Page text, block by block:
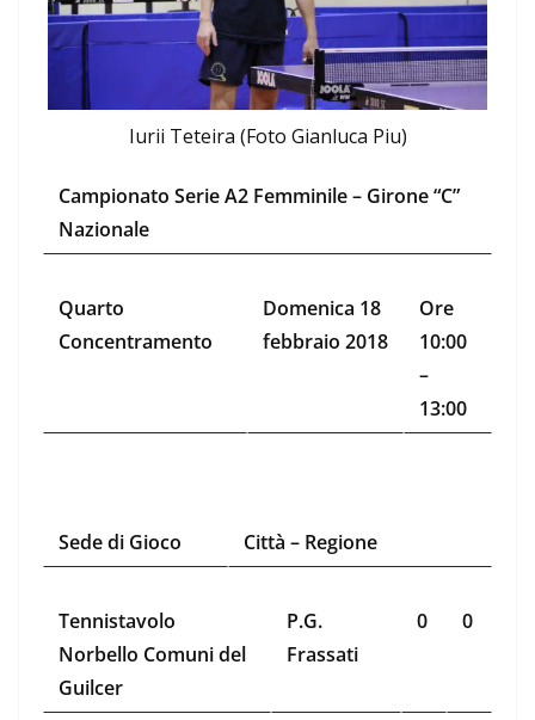
Iurii Teteira (Foto Gianluca Piu)
Campionato Serie A2 Femminile – Girone “C”
Nazionale
Quarto
Concentramento
Domenica 18
febbraio 2018
Ore
10:00
–
13:00
Sede di Gioco Città – Regione
Tennistavolo
Norbello Comuni del
Guilcer
P.G.
Frassati
0 0